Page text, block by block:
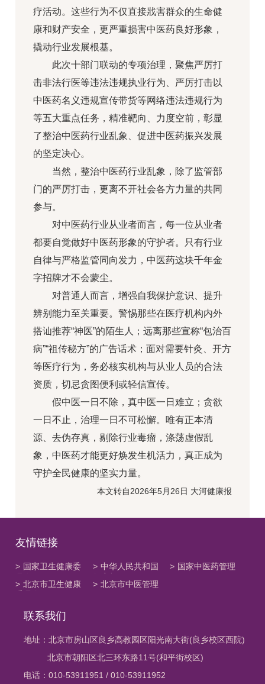
疗活动。这些行为不仅直接戕害群众的生命健
康和财产安全，更严重损害中医药良好形象，
撬动行业发展根基。
此次十部门联动的专项治理，聚焦严厉打
击非法行医等违法违规执业行为、严厉打击以
中医药名义违规宣传带货等网络违法违规行为
等五大重点任务，精准靶向、力度空前，彰显
了整治中医药行业乱象、促进中医药振兴发展
的坚定决心。
当然，整治中医药行业乱象，除了监管部
门的严厉打击，更离不开社会各方力量的共同
参与。
对中医药行业从业者而言，每一位从业者
都要自觉做好中医药形象的守护者。只有行业
自律与严格监管同向发力，中医药这块千年金
字招牌才不会蒙尘。
对普通人而言，增强自我保护意识、提升
辨别能力至关重要。警惕那些在医疗机构内外
搭讪推荐“神医”的陌生人；远离那些宣称“包治百
病”“祖传秘方”的广告话术；面对需要针灸、开方
等医疗行为，务必核实机构与从业人员的合法
资质，切忌贪图便利或轻信宣传。
假中医一日不除，真中医一日难立；贪欲
一日不止，治理一日不可松懈。唯有正本清
源、去伪存真，剔除行业毒瘤，涤荡虚假乱
象，中医药才能更好焕发生机活力，真正成为
守护全民健康的坚实力量。
本文转自2026年5月26日 大河健康报
友情链接
> 国家卫生健康委
> 中华人民共和国
> 国家中医药管理
> 北京市卫生健康
> 北京市中医管理
联系我们
地址：北京市房山区良乡高教园区阳光南大街(良乡校区西院)
北京市朝阳区北三环东路11号(和平街校区)
电话：010-53911951 / 010-53911952